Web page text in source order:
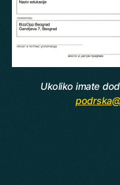
Ukoliko imate